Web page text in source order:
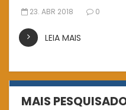
23. ABR 2018 0
LEIA MAIS
MAIS